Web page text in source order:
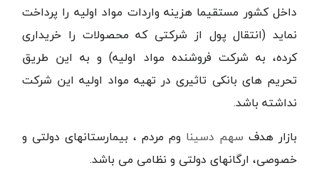
داخل کشور مستقیما هزینه واردات مواد اولیه را پرداخت
نماید (انتقال پول از شرکتی که محصولات را خریداری
کرده، به شرکت فروشنده مواد اولیه) و به این طریق
تحریم های بانکی تاثیری در تهیه مواد اولیه این شرکت
نداشته باشد.
بازار هدف سهم دسینا وم مردم ، بیمارستانهای دولتی و
خصوصی، ارگانهای دولتی و نظامی می باشد.